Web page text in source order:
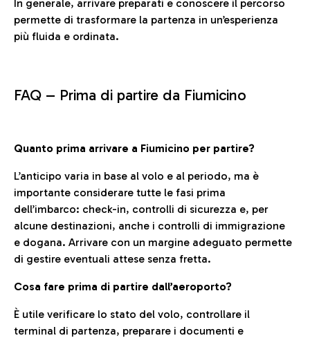
In generale, arrivare preparati e conoscere il percorso
permette di trasformare la partenza in un’esperienza
più fluida e ordinata.
FAQ – Prima di partire da Fiumicino
Quanto prima arrivare a Fiumicino per partire?
L’anticipo varia in base al volo e al periodo, ma è
importante considerare tutte le fasi prima
dell’imbarco: check-in, controlli di sicurezza e, per
alcune destinazioni, anche i controlli di immigrazione
e dogana. Arrivare con un margine adeguato permette
di gestire eventuali attese senza fretta.
Cosa fare prima di partire dall’aeroporto?
È utile verificare lo stato del volo, controllare il
terminal di partenza, preparare i documenti e